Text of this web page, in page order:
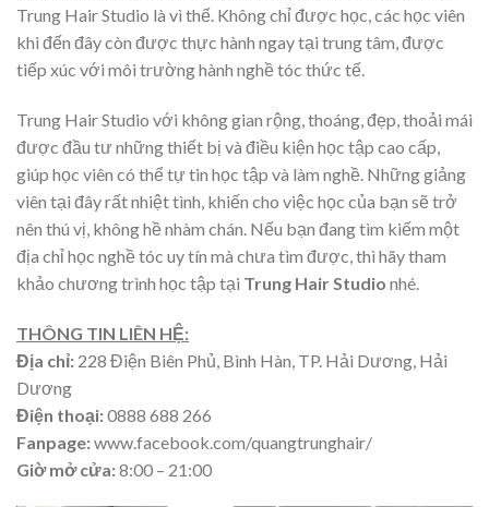
Trung Hair Studio là vì thế. Không chỉ được học, các học viên
khi đến đây còn được thực hành ngay tại trung tâm, được
tiếp xúc với môi trường hành nghề tóc thức tế.
Trung Hair Studio với không gian rộng, thoáng, đẹp, thoải mái
được đầu tư những thiết bị và điều kiện học tập cao cấp,
giúp học viên có thể tự tin học tập và làm nghề. Những giảng
viên tại đây rất nhiệt tình, khiến cho việc học của bạn sẽ trở
nên thú vị, không hề nhàm chán. Nếu bạn đang tìm kiếm một
địa chỉ học nghề tóc uy tín mà chưa tìm được, thì hãy tham
khảo chương trình học tập tại Trung Hair Studio nhé.
THÔNG TIN LIÊN HỆ:
Địa chỉ: 228 Điện Biên Phủ, Bình Hàn, TP. Hải Dương, Hải
Dương
Điện thoại:0888 688 266
Fanpage:www.facebook.com/quangtrunghair/
Giờ mở cửa:8:00 – 21:00